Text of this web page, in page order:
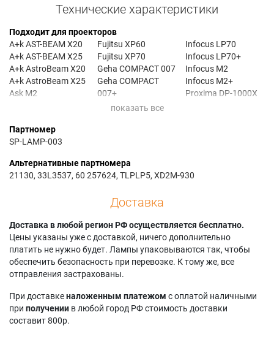
Технические характеристики
Подходит для проекторов
A+k AST-BEAM X20
A+k AST-BEAM X25
A+k AstroBeam X20
A+k AstroBeam X25
Ask M2
Fujitsu XP60
Fujitsu XP70
Geha COMPACT 007
Geha COMPACT
007+
IBM iLM300
Infocus LP70
Infocus LP70+
Infocus M2
Infocus M2+
Proxima DP-1000X
Партномер
SP-LAMP-003
Альтернативные партномера
21130, 33L3537, 60 257624, TLPLP5, XD2M-930
Доставка
Доставка в любой регион РФ осуществляется бесплатно.
Цены указаны уже с доставкой, ничего дополнительно
платить не нужно будет. Лампы упаковываются так, чтобы
обеспечить безопасность при перевозке. К тому же, все
отправления застрахованы.
При доставкеналоженным платежом с оплатой наличными
при получении в любой город РФ стоимость доставки
составит 800р.